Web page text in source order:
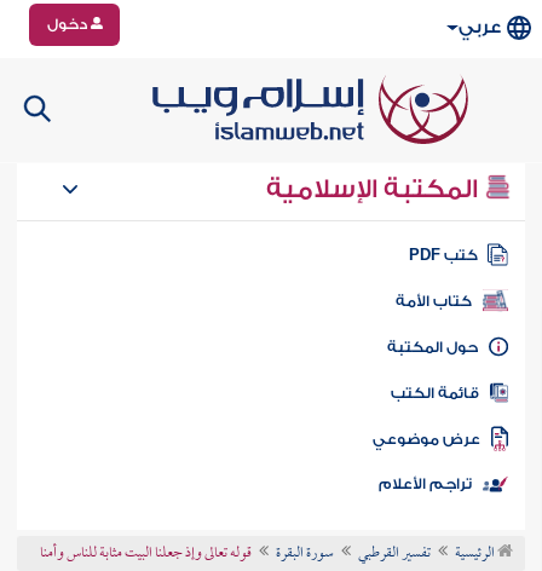
عربي دخول
المكتبة الإسلامية
كتب PDF
كتاب الأمة
المكتبة
الكتب
موضوعي
تراجم الأعلام
الرئيسية تفسير القرطبي سورة البقرة قوله تعالى وإذ جعلنا البيت مثابة للناس وأمنا